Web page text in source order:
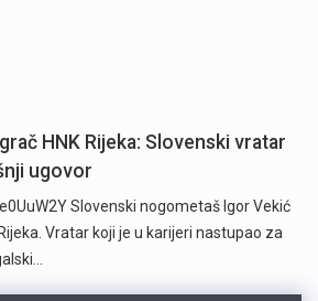
HNK Rijeka: Slovenski vratar
ugovor
Slovenski nogometaš Igor Vekić
Vratar koji je u karijeri nastupao za